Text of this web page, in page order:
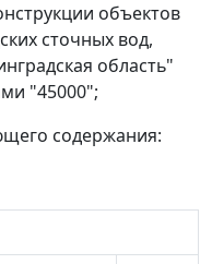
объектов
сточных вод,
область"
"45000";
содержания: